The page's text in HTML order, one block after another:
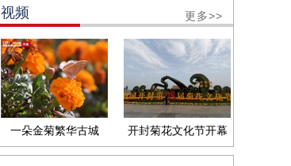
视频 更多>>
一朵金菊繁华古城 开封菊花文化节开幕